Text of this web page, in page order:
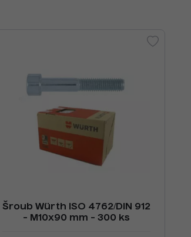
Šroub Würth ISO 4762/DIN 912
- M10x90 mm - 300 ks